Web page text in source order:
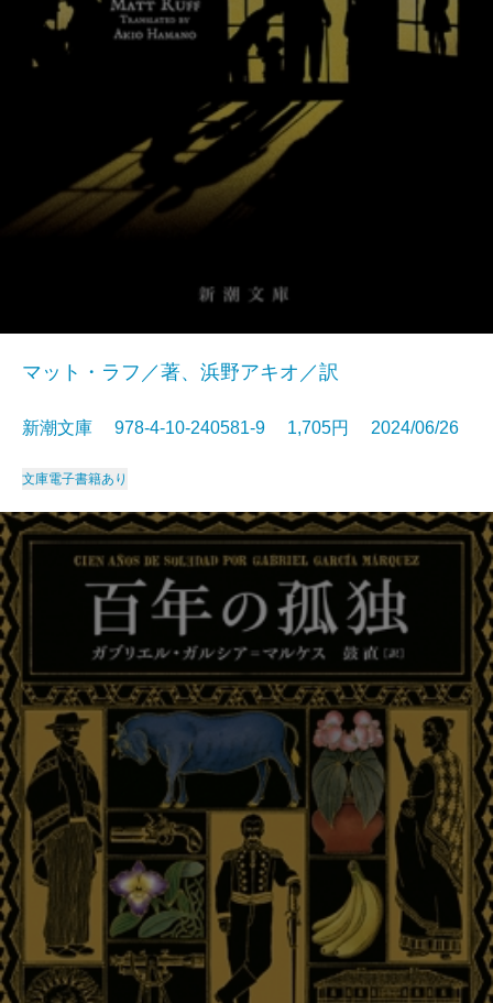
マット・ラフ／著、浜野アキオ／訳
新潮文庫 978-4-10-240581-9 1,705円 2024/06/26
文庫電子書籍あり